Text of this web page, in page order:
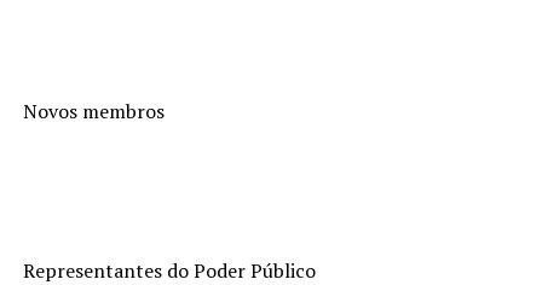
Novos membros
Representantes do Poder Público